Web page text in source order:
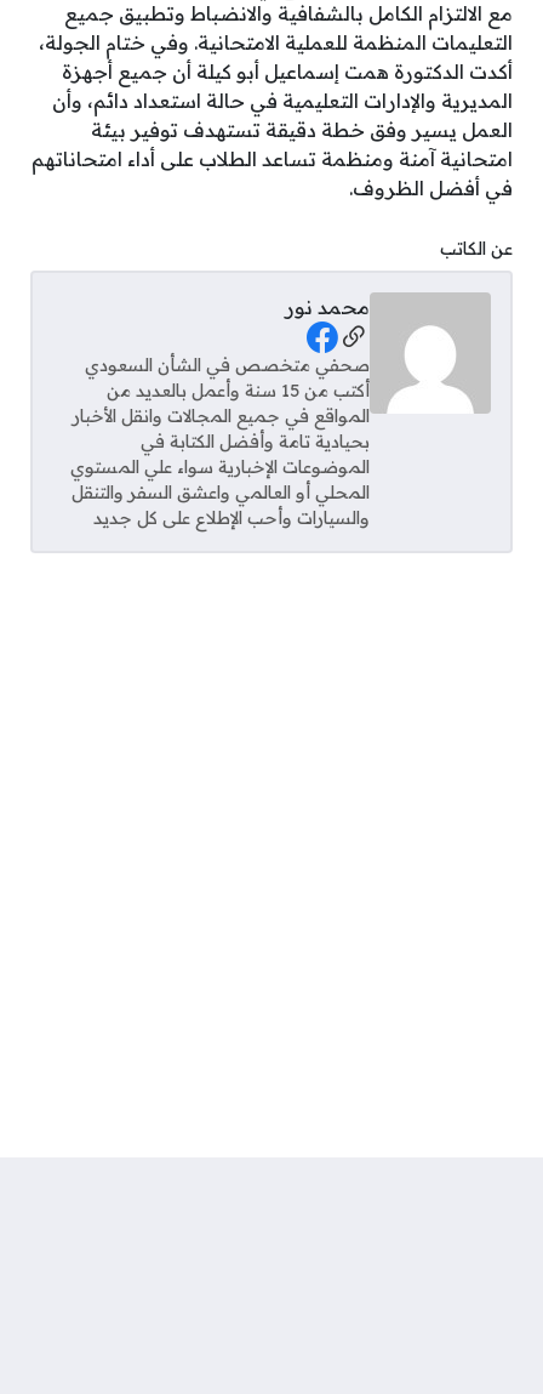
مع الالتزام الكامل بالشفافية والانضباط وتطبيق جميع
التعليمات المنظمة للعملية الامتحانية. وفي ختام الجولة،
أكدت الدكتورة همت إسماعيل أبو كيلة أن جميع أجهزة
المديرية والإدارات التعليمية في حالة استعداد دائم، وأن
العمل يسير وفق خطة دقيقة تستهدف توفير بيئة
امتحانية آمنة ومنظمة تساعد الطلاب على أداء امتحاناتهم
في أفضل الظروف.
عن الكاتب
محمد نور
Social Links
صحفي متخصص في الشأن السعودي
أكتب من 15 سنة وأعمل بالعديد من
المواقع في جميع المجالات وانقل الأخبار
بحيادية تامة وأفضل الكتابة في
الموضوعات الإخبارية سواء علي المستوي
المحلي أو العالمي واعشق السفر والتنقل
والسيارات وأحب الإطلاع على كل جديد